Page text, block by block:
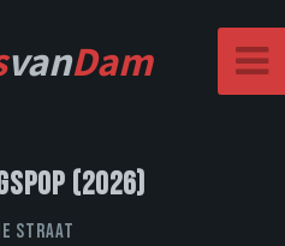
vanDam
(2026)
Straat